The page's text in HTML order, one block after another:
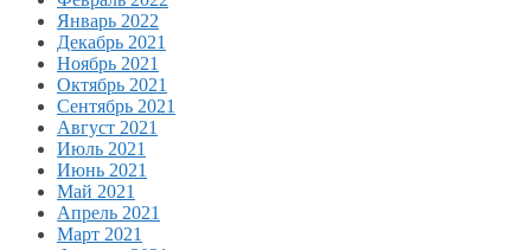
Январь 2022
Декабрь 2021
Ноябрь 2021
Октябрь 2021
Сентябрь 2021
Август 2021
Июль 2021
Июнь 2021
Май 2021
Апрель 2021
Март 2021